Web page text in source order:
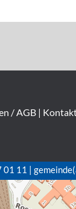
/ AGB|
11 |